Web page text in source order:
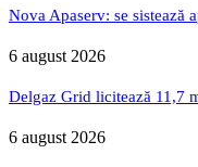
Nova Apaserv: se sistează
6 august 2026
Delgaz Grid licitează 11,7
6 august 2026